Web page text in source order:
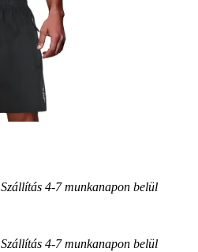
Szállítás 4-7 munkanapon belül
Szállítás 4-7 munkanapon belül